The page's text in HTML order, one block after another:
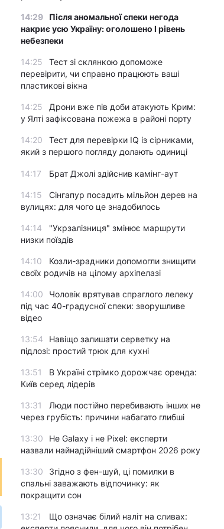
14:29
Після аномальної спеки негода
накриє усю Україну: оголошено І рівень
небезпеки
14:25
Тест зі склянкою допоможе
перевірити, чи справно працюють ваші
пластикові вікна
14:25
Дрони вже пів доби атакують Крим:
у Ялті зафіксована пожежа в районі порту
14:20
Тест для перевірки IQ із сірниками,
який з першого погляду долають одиниці
14:17 Брат Джолі здійснив камінг-аут
14:15
Сінгапур посадить мільйон дерев на
вулицях: для чого це знадобилось
14:14
"Укрзалізниця" змінює маршрути
низки поїздів
14:10
Козли-зрадники допомогли знищити
своїх родичів на цілому архіпелазі
14:00
Чоловік врятував спраглого лелеку
під час 40-градусної спеки: зворушливе
відео
13:54
Навіщо залишати серветку на
підлозі: простий трюк для кухні
13:51
В Україні стрімко дорожчає оренда:
Київ серед лідерів
13:31
Люди постійно перебивають інших не
через грубість: причини набагато глибші
13:30
Не Galaxy і не Pixel: експерти
назвали найнадійніший смартфон 2026 року
13:30
Згідно з фен-шуй, ці помилки в
спальні заважають відпочинку: як
покращити сон
13:21
Що означає білий наліт на сливах: